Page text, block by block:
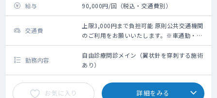
給与 90,000円/回（税込・交通費別）
交通費
上限3,000円まで負担可能 原則公共交通機関
のご利用をお願いいたします。※車通勤・タ
クシー利用要相談
勤務内容
自由診療問診メイン（翼状針を穿刺する施術
あり）
お気に入り 詳細をみる